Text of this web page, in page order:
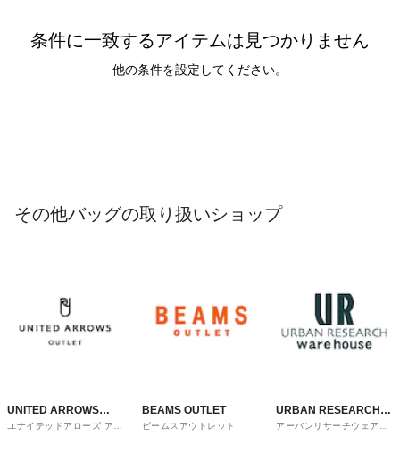
条件に一致するアイテムは見つかりません
他の条件を設定してください。
その他バッグの取り扱いショップ
UNITED ARROWS
OUTLET
ユナイテッドアローズ アウ
BEAMS OUTLET
ビームスアウトレット
URBAN RESEARCH
ware house
アーバンリサーチウェアハ